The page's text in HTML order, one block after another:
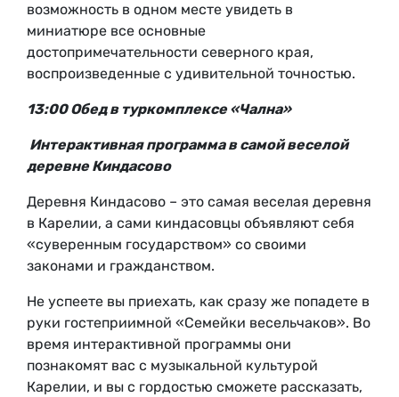
возможность в одном месте увидеть в
миниатюре все основные
достопримечательности северного края,
воспроизведенные с удивительной точностью.
13:00 Обед в туркомплексе «Чална»
Интерактивная программа в самой веселой
деревне Киндасово
Деревня Киндасово – это самая веселая деревня
в Карелии, а сами киндасовцы объявляют себя
«суверенным государством» со своими
законами и гражданством.
Не успеете вы приехать, как сразу же попадете в
руки гостеприимной «Семейки весельчаков». Во
время интерактивной программы они
познакомят вас с музыкальной культурой
Карелии, и вы с гордостью сможете рассказать,